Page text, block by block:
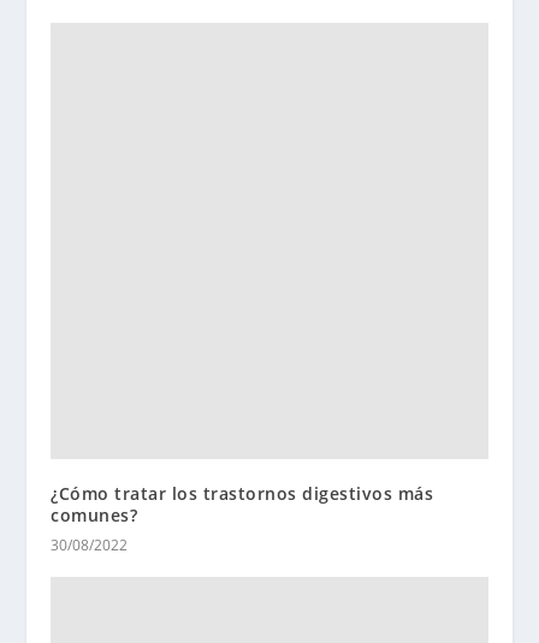
¿Cómo tratar los trastornos digestivos más
comunes?
30/08/2022